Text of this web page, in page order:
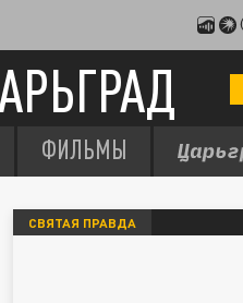
ФИЛЬМЫ
СВЯТАЯ ПРАВДА